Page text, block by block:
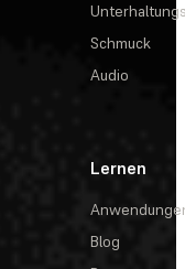
Schmuck
Audio
Lernen
Blog